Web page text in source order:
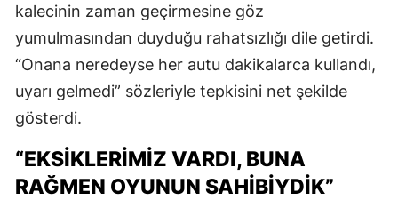
kalecinin zaman geçirmesine göz
yumulmasından duyduğu rahatsızlığı dile getirdi.
“Onana neredeyse her autu dakikalarca kullandı,
uyarı gelmedi” sözleriyle tepkisini net şekilde
gösterdi.
“EKSIKLERIMIZ VARDI, BUNA
RAĞMEN OYUNUN SAHIBIYDIK”